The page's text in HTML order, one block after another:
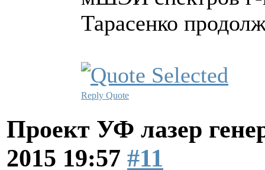
Тарасенко
Reply Quote
Проект УФ лазер
2015 19:57 #11